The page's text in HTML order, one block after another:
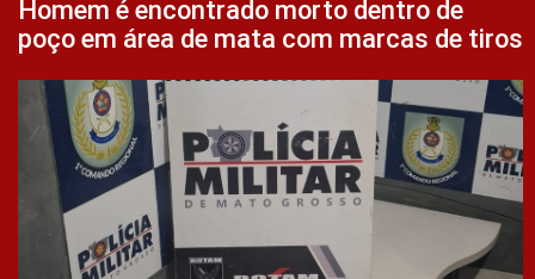
Homem é encontrado morto dentro de
poço em área de mata com marcas de tiros